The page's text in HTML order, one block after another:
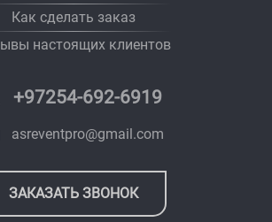
Как сделать заказ
настоящих клиентов
+97254-692-6919
asreventpro@gmail.com
ЗАКАЗАТЬ ЗВОНОК